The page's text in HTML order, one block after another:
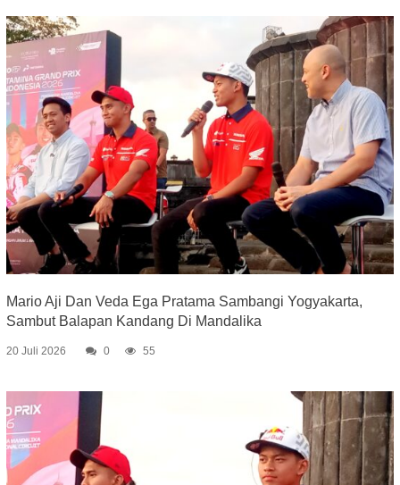
Mario Aji Dan Veda Ega Pratama Sambangi Yogyakarta,
Sambut Balapan Kandang Di Mandalika
20 Juli 2026 0 55